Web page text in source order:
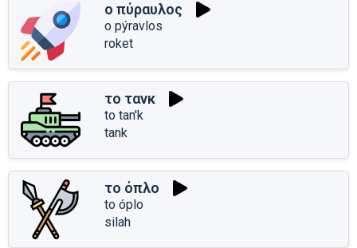
ο πύραυλος
o pýravlos
roket
το τανκ
to tan'k
tank
το όπλο
to óplo
silah